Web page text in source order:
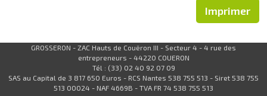
Imprimer
GROSSERON - ZAC Hauts de Couëron III - Secteur 4 - 4 rue des
entrepreneurs - 44220 COUERON
Tél : (33) 02 40 92 07 09
SAS au Capital de 3 817 650 Euros - RCS Nantes 538 755 513 - Siret 538 755
513 00024 - NAF 4669B - TVA FR 74 538 755 513